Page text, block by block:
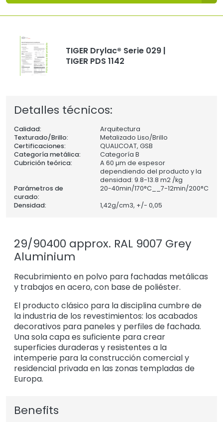
TIGER Drylac® Serie 029 |
TIGER PDS 1142
Detalles técnicos:
Calidad:
Arquitectura
Texturado/Brillo:
Metalizado Liso/Brillo
Certificaciones:
QUALICOAT, GSB
Categoría metálica:
Categoría B
Cubrición teórica:
A 60 µm de espesor
dependiendo del producto y la
densidad: 9.8-13.8 m2 /kg
Parámetros de
curado:
20-40min/170°C__7-12min/200°C
Densidad:
1,42g/cm3, +/- 0,05
29/90400 approx. RAL 9007 Grey
Aluminium
Recubrimiento en polvo para fachadas metálicas
y trabajos en acero, con base de poliéster.
El producto clásico para la disciplina cumbre de
la industria de los revestimientos: los acabados
decorativos para paneles y perfiles de fachada.
Una sola capa es suficiente para crear
superficies duraderas y resistentes a la
intemperie para la construcción comercial y
residencial privada en las zonas templadas de
Europa.
Benefits